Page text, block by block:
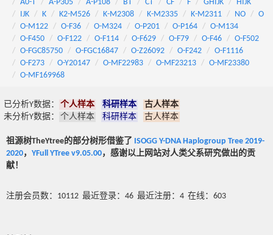
A0-T
A-P305 A-P108 BT CT CF F GHIJK
HIJK
IJK
K K2-M526 K-M2308 K-M2335 K-M2311 NO
O
O-M122
O-F36 O-M324 O-P201 O-P164
O-M134
O-F450
O-F122 O-F114 O-F629 O-F79 O-F46
O-F502
O-FGC85750
O-FGC16847 O-Z26092 O-F242
O-F1116
O-F273
O-Y20147 O-MF22983 O-MF23213
O-MF23380
O-MF169968
已分析Y数据： 个人样本 科研样本
古人样本
未分析Y数据：
个人样本 科研样本 古人样本
祖源树TheYtree的部分树形借鉴了 ISOGG Y-DNA Haplogroup Tree 2019-
2020， YFull YTree v9.05.00，感谢以上网站对人类父系研究做出的贡
献！
注册会员数：10112 最近登录：46 最近注册：4 在线：603